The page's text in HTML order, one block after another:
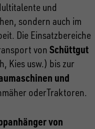
und
sondern auch im
Die Einsatzbereiche
von Schüttgut
Kies usw.) bis zur
und
oderTraktoren.
von